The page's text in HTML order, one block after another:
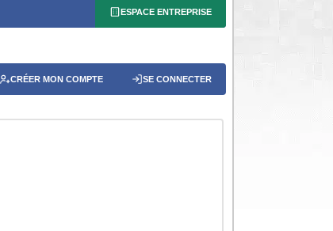
ESPACE ENTREPRISE
CRÉER MON COMPTE SE CONNECTER